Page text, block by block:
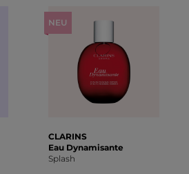
NEU
CLARINS
Eau Dynamisante
Splash